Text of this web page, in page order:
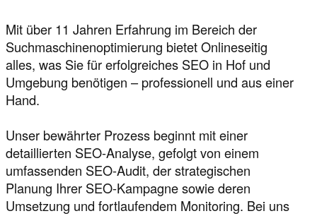
Mit über 11 Jahren Erfahrung im Bereich der
Suchmaschinenoptimierung bietet Onlineseitig
alles, was Sie für erfolgreiches SEO in Hof und
Umgebung benötigen – professionell und aus einer
Hand.
Unser bewährter Prozess beginnt mit einer
detaillierten SEO-Analyse, gefolgt von einem
umfassenden SEO-Audit, der strategischen
Planung Ihrer SEO-Kampagne sowie deren
Umsetzung und fortlaufendem Monitoring. Bei uns